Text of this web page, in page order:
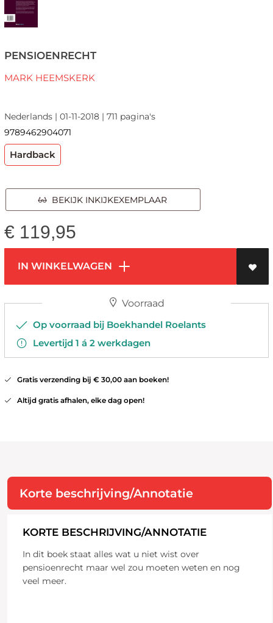
PENSIOENRECHT
MARK HEEMSKERK
Nederlands | 01-11-2018 | 711 pagina's
9789462904071
Hardback
BEKIJK INKIJKEXEMPLAAR
€ 119,95
IN WINKELWAGEN
Voorraad
Op voorraad bij Boekhandel Roelants
Levertijd 1 á 2 werkdagen
Gratis verzending bij € 30,00 aan boeken!
Altijd gratis afhalen, elke dag open!
Korte beschrijving/Annotatie
KORTE BESCHRIJVING/ANNOTATIE
In dit boek staat alles wat u niet wist over
pensioenrecht maar wel zou moeten weten en nog
veel meer.